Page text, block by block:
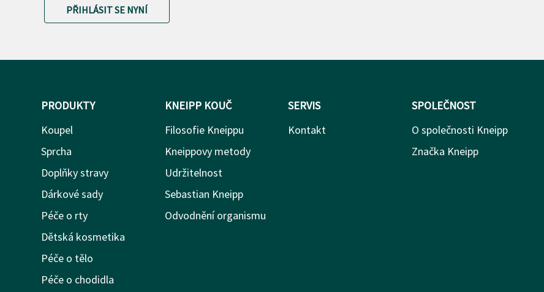
PŘIHLÁSIT SE NYNÍ
PRODUKTY
Koupel
Sprcha
Doplňky stravy
Dárkové sady
Péče o rty
Dětská kosmetika
Péče o tělo
Péče o chodidla
KNEIPP KOUČ
Filosofie Kneippu
Kneippovy metody
Udržitelnost
Sebastian Kneipp
Odvodnění organismu
SERVIS
Kontakt
SPOLEČNOST
O společnosti Kneipp
Značka Kneipp